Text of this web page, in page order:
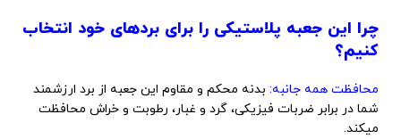
چرا این جعبه پلاستیکی را برای بردهای خود انتخاب
کنیم؟
محافظت همه جانبه: بدنه محکم و مقاوم این جعبه از برد ارزشمند
شما در برابر ضربات فیزیکی، گرد و غبار، رطوبت و خراش محافظت
میکند.